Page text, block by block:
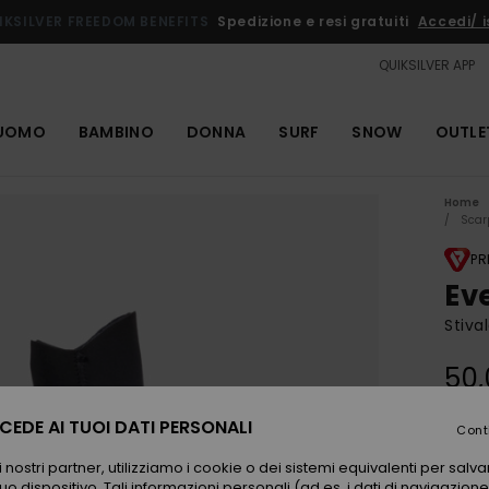
FREEDOM BENEFITS Spedizione e resi gratuiti Accedi/
QUIKSILVER APP
BAMBINO DONNA SURF SNOW
Home
AI TUOI DATI PERSONALI
partner, utilizziamo i cookie o dei sistemi equivalenti per